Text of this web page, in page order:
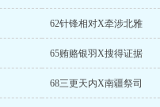
62针锋相对X牵涉北雅
65贿赂银羽X搜得证据
68三更天内X南疆祭司